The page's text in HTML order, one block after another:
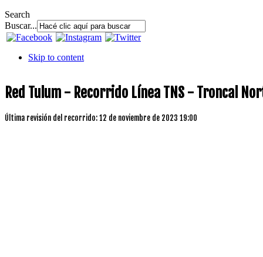
Search
Buscar...
Skip to content
Red Tulum - Recorrido Línea TNS - Troncal
Última revisión del recorrido: 12 de noviembre de 2023 19:00